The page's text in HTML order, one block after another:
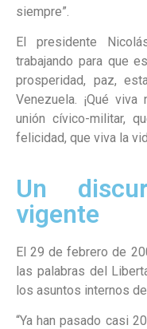
siempre”.
El presidente
trabajando para que
prosperidad, paz,
Venezuela. ¡Qué
unión cívico-militar,
felicidad, que viva la
Un
vigente
El 29 de febrero de
las palabras del
los asuntos internos
“Ya han pasado casi